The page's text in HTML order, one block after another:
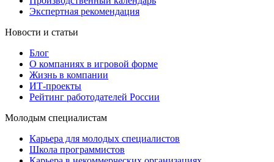
Экспертная рекомендация
Новости и статьи
Блог
О компаниях в игровой форме
Жизнь в компании
ИТ-проекты
Рейтинг работодателей России
Молодым специалистам
Карьера для молодых специалистов
Школа программистов